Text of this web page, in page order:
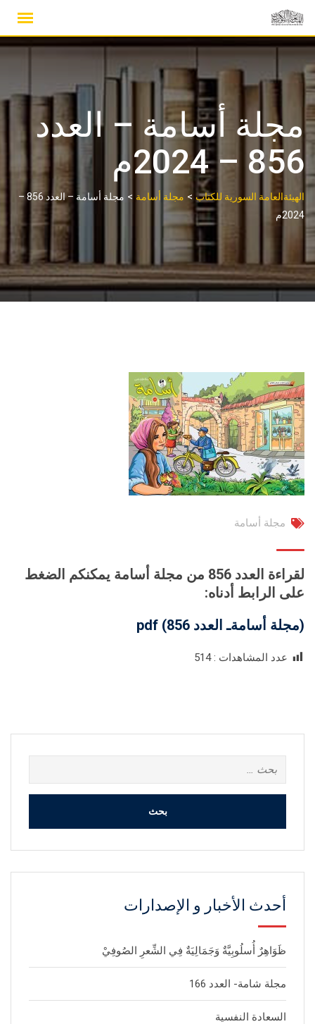
مجلة أسامة – العدد
856 – 2024م
الهيئةالعامة السورية للكتاب > مجلة أسامة >
مجلة أسامة – العدد 856 –
2024م
مجلة أسامة
لقراءة العدد 856 من مجلة أسامة يمكنكم الضغط
على الرابط أدناه:
(مجلة أسامةـ العدد 856) pdf
عدد المشاهدات : 514
أحدث الأخبار و الإصدارات
ظَوَاهِرٌ أُسلُوبِيَّةٌ وَجَمَالِيَةٌ فِي الشِّعرِ الصُوفِيْ
مجلة شامة- العدد 166
السعادة النفسية